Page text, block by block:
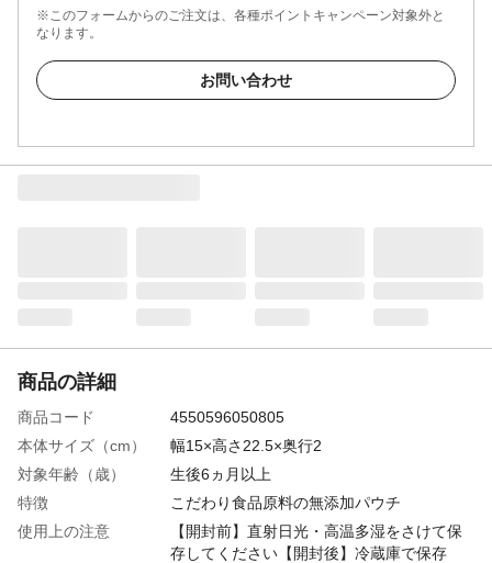
※このフォームからのご注文は、各種ポイントキャンペーン対象外と
なります。
お問い合わせ
商品の詳細
商品コード
4550596050805
本体サイズ（cm）
幅15×高さ22.5×奥行2
対象年齢（歳）
生後6ヵ月以上
特徴
こだわり食品原料の無添加パウチ
使用上の注意
【開封前】直射日光・高温多湿をさけて保
存してください【開封後】冷蔵庫で保存